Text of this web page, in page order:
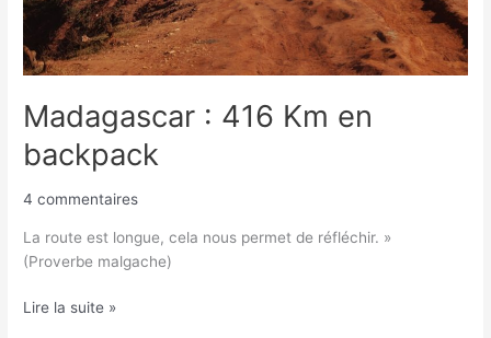
Madagascar : 416 Km en
backpack
4 commentaires
La route est longue, cela nous permet de réfléchir. »
(Proverbe malgache)
Lire la suite »